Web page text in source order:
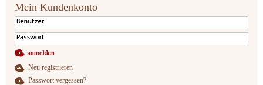
Mein Kundenkonto
Neu registrieren
Passwort vergessen?